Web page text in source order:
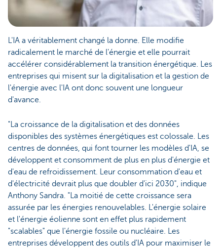
L'IA a véritablement changé la donne. Elle modifie
radicalement le marché de l'énergie et elle pourrait
accélérer considérablement la transition énergétique. Les
entreprises qui misent sur la digitalisation et la gestion de
l'énergie avec l'IA ont donc souvent une longueur
d'avance.
"La croissance de la digitalisation et des données
disponibles des systèmes énergétiques est colossale. Les
centres de données, qui font tourner les modèles d'IA, se
développent et consomment de plus en plus d'énergie et
d'eau de refroidissement. Leur consommation d'eau et
d'électricité devrait plus que doubler d'ici 2030", indique
Anthony Sandra. "La moitié de cette croissance sera
assurée par les énergies renouvelables. L'énergie solaire
et l'énergie éolienne sont en effet plus rapidement
"scalables" que l'énergie fossile ou nucléaire. Les
entreprises développent des outils d'IA pour maximiser le